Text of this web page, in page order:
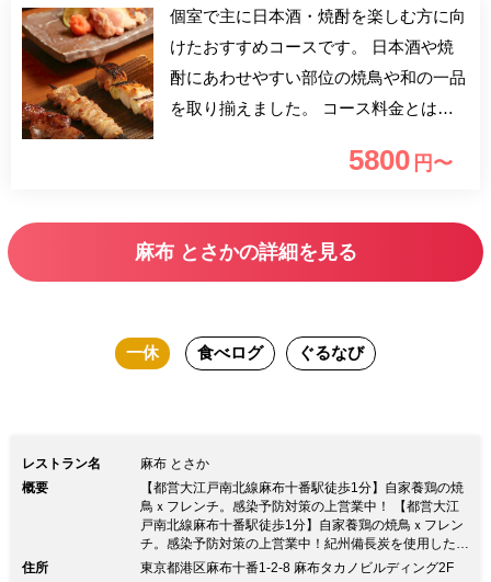
個室で主に日本酒・焼酎を楽しむ方に向
けたおすすめコースです。 日本酒や焼
酎にあわせやすい部位の焼鳥や和の一品
を取り揃えました。 コース料金とは別
す。 要予約のコースです。5800 円〜
麻布 とさかの詳細を見る
一休 食べログ ぐるなび
レストラン名
麻布 とさか
概要
【都営大江戸南北線麻布十番駅徒歩1分】自家養鶏の焼
鳥ｘフレンチ。感染予防対策の上営業中！ 【都営大江
戸南北線麻布十番駅徒歩1分】自家養鶏の焼鳥ｘフレン
チ。感染予防対策の上営業中！紀州備長炭を使用した焼
鳥 新型コロナウイルス対策として ・店内のアルコール
住所
東京都港区麻布十番1-2-8 麻布タカノビルディング2F